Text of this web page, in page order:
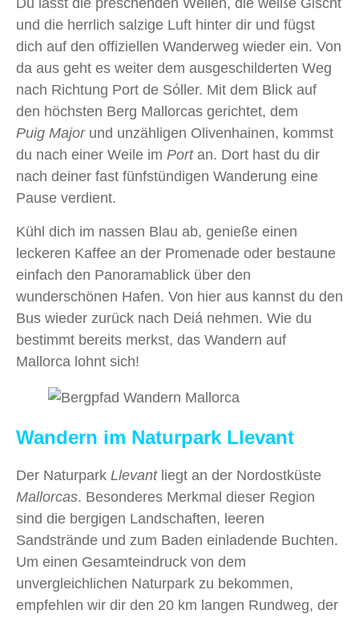
Du lässt die preschenden Wellen, die weiße Gischt
und die herrlich salzige Luft hinter dir und fügst
dich auf den offiziellen Wanderweg wieder ein. Von
da aus geht es weiter dem ausgeschilderten Weg
nach Richtung Port de Sóller. Mit dem Blick auf
den höchsten Berg Mallorcas gerichtet, dem
Puig Majorund unzähligen Olivenhainen, kommst
du nach einer Weile im Portan. Dort hast du dir
nach deiner fast fünfstündigen Wanderung eine
Pause verdient.
Kühl dich im nassen Blau ab, genieße einen
leckeren Kaffee an der Promenade oder bestaune
einfach den Panoramablick über den
wunderschönen Hafen. Von hier aus kannst du den
Bus wieder zurück nach Deiá nehmen. Wie du
bestimmt bereits merkst, das Wandern auf
Mallorca lohnt sich!
Wandern im Naturpark Llevant
Der Naturpark Llevantliegt an der Nordostküste
Mallorcas. Besonderes Merkmal dieser Region
sind die bergigen Landschaften, leeren
Sandstrände und zum Baden einladende Buchten.
Um einen Gesamteindruck von dem
unvergleichlichen Naturpark zu bekommen,
empfehlen wir dir den 20 km langen Rundweg, der